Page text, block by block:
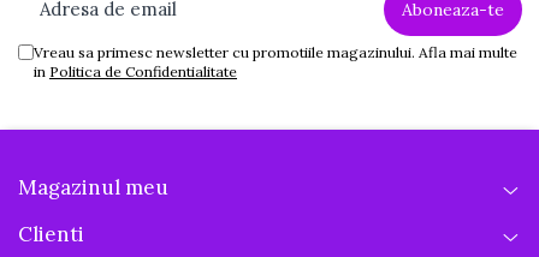
Vreau sa primesc newsletter cu promotiile magazinului. Afla mai multe
in Politica de Confidentialitate
Magazinul meu
Clienti